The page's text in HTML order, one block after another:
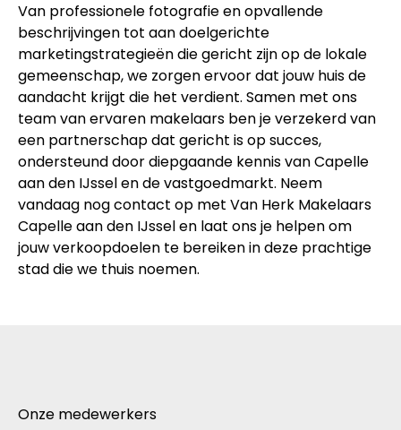
Van professionele fotografie en opvallende
beschrijvingen tot aan doelgerichte
marketingstrategieën die gericht zijn op de lokale
gemeenschap, we zorgen ervoor dat jouw huis de
aandacht krijgt die het verdient. Samen met ons
team van ervaren makelaars ben je verzekerd van
een partnerschap dat gericht is op succes,
ondersteund door diepgaande kennis van Capelle
aan den IJssel en de vastgoedmarkt. Neem
vandaag nog contact op met Van Herk Makelaars
Capelle aan den IJssel en laat ons je helpen om
jouw verkoopdoelen te bereiken in deze prachtige
stad die we thuis noemen.
Onze medewerkers